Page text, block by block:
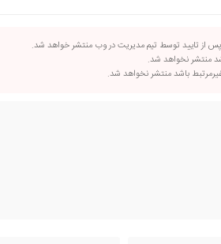
از تایید توسط تیم مدیریت در وب منتشر خواهد شد.
منتشر نخواهد شد.
غیرمرتبط باشد منتشر نخواهد شد.